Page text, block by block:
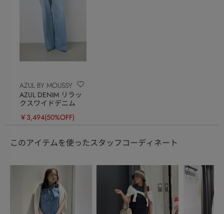
AZUL BY MOUSSY
AZUL DENIM リラッ
クスワイドデニム
￥3,494(50%OFF)
このアイテムを使ったスタッフコーディネート